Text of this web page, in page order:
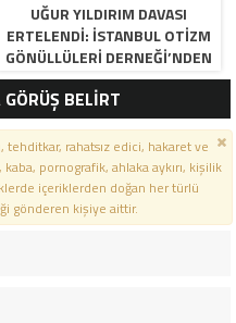
UĞUR YILDIRIM DAVASI
ERTELENDI: İSTANBUL OTIZM
GÖNÜLLÜLERI DERNEĞI’NDEN
YETKILILERE SERT SORULAR
BELİRT
tehditkar, rahatsız edici, hakaret ve
pornografik, ahlaka aykırı, kişilik
içeriklerden doğan her türlü
gönderen kişiye aittir.